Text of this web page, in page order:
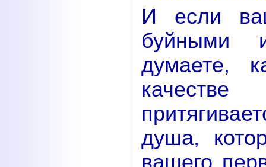
И если
буйными
думаете,
душа,
вашего